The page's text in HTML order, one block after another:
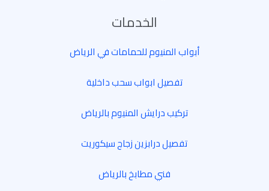
الخدمات
أبواب المنيوم للحمامات في الرياض
تفصيل ابواب سحب داخلية
تركيب درايش المنيوم بالرياض
تفصيل درابزين زجاج سيكوريت
فني مطابخ بالرياض